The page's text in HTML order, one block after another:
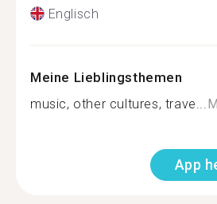
Englisch
Meine Lieblingsthemen
music, other cultures, trave...
App